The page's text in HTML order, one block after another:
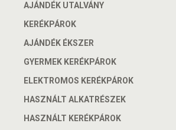
AJÁNDÉK UTALVÁNY
KERÉKPÁROK
AJÁNDÉK ÉKSZER
GYERMEK KERÉKPÁROK
ELEKTROMOS KERÉKPÁROK
HASZNÁLT ALKATRÉSZEK
HASZNÁLT KERÉKPÁROK